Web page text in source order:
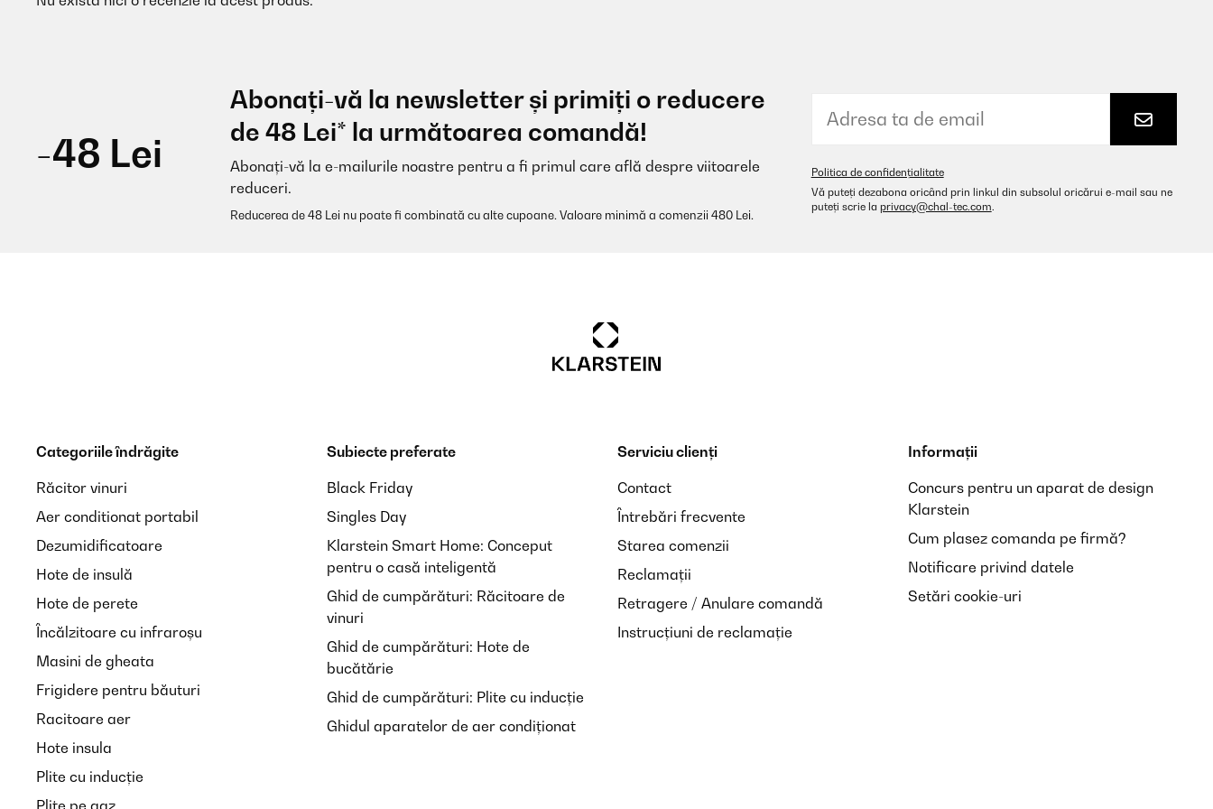
-48 Lei
Abonați-vă la newsletter și primiți o reducere
de 48 Lei* la următoarea comandă!
Abonați-vă la e-mailurile noastre pentru a fi primul care află despre viitoarele
reduceri.
Reducerea de 48 Lei nu poate fi combinată cu alte cupoane. Valoare minimă a comenzii 480 Lei.
Politica de confidențialitate
Vă puteți dezabona oricând prin linkul din subsolul oricărui e-mail sau ne
puteți scrie la privacy@chal-tec.com.
Categoriile îndrăgite
Răcitor vinuri
Aer conditionat portabil
Dezumidificatoare
Hote de insulă
Hote de perete
Încălzitoare cu infraroșu
Masini de gheata
Frigidere pentru băuturi
Racitoare aer
Hote insula
Plite cu inducție
Plite pe gaz
Subiecte preferate
Black Friday
Singles Day
Klarstein Smart Home: Conceput
pentru o casă inteligentă
Ghid de cumpărături: Răcitoare de
vinuri
Ghid de cumpărături: Hote de
bucătărie
Ghid de cumpărături: Plite cu inducție
Ghidul aparatelor de aer condiționat
Serviciu clienți
Contact
Întrebări frecvente
Starea comenzii
Reclamații
Retragere / Anulare comandă
Instrucțiuni de reclamație
Informații
Concurs pentru un aparat de design
Klarstein
Cum plasez comanda pe firmă?
Notificare privind datele
Setări cookie-uri